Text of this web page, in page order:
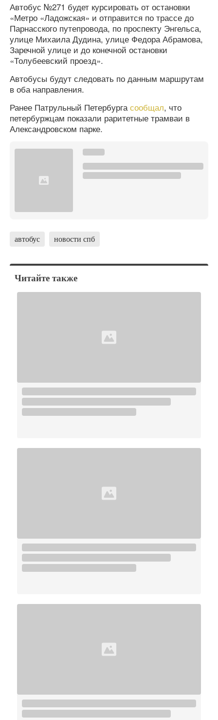
Автобус №271 будет курсировать от остановки
«Метро «Ладожская» и отправится по трассе до
Парнасского путепровода, по проспекту Энгельса,
улице Михаила Дудина, улице Федора Абрамова,
Заречной улице и до конечной остановки
«Толубеевский проезд».
Автобусы будут следовать по данным маршрутам
в оба направления.
Ранее Патрульный Петербургасообщал, что
петербуржцам показали раритетные трамваи в
Александровском парке.
автобус новости спб
Читайте также